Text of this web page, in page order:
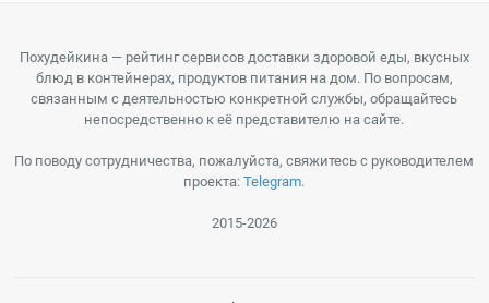
Похудейкина — рейтинг сервисов доставки здоровой еды, вкусных
блюд в контейнерах, продуктов питания на дом. По вопросам,
связанным с деятельностью конкретной службы, обращайтесь
непосредственно к её представителю на сайте.
По поводу сотрудничества, пожалуйста, свяжитесь с руководителем
проекта:Telegram.
2015-2026